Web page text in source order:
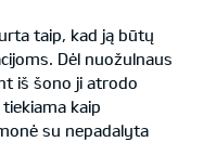
taip, kad ją būtų
Dėl nuožulnaus
iš šono ji atrodo
kaip
su nepadalyta